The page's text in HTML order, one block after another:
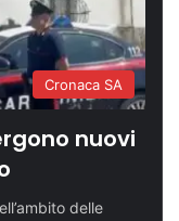
Cronaca SA
nuovi
delle